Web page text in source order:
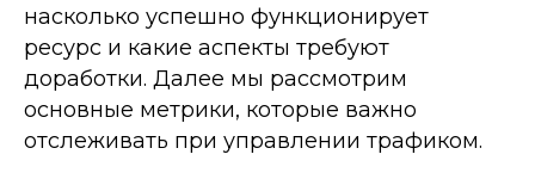
насколько успешно функционирует
ресурс и какие аспекты требуют
доработки. Далее мы рассмотрим
основные метрики, которые важно
отслеживать при управлении трафиком.